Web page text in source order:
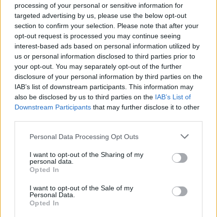
processing of your personal or sensitive information for
targeted advertising by us, please use the below opt-out
section to confirm your selection. Please note that after your
opt-out request is processed you may continue seeing
interest-based ads based on personal information utilized by
us or personal information disclosed to third parties prior to
your opt-out. You may separately opt-out of the further
disclosure of your personal information by third parties on the
IAB’s list of downstream participants. This information may
also be disclosed by us to third parties on the IAB’s List of
Downstream Participants that may further disclose it to other
Personal Data Processing Opt Outs
I want to opt-out of the Sharing of my
personal data.
Opted In
I want to opt-out of the Sale of my
Personal Data.
Opted In
Travailler dans le calme dans un open space est tout à
fait possible avec les bonnes stratégies. En adoptant
ces astuces, vous pouvez transformer votre
expérience de travail en open space et améliorer
significativement votre productivité et votre bien-être
au travail.
ASTUCES TRAVAIL